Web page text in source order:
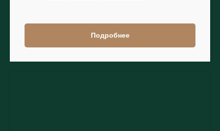
Подробнее